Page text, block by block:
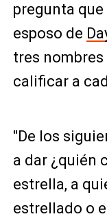
pregunta que
esposo de
tres nombres
calificar a
"De los
a dar ¿quién
estrella, a
estrellado o